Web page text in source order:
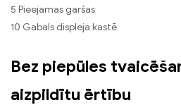
5 Pieejamas garšas
10 Gabals displeja kastē
Bez piepūles
aizpildītu ērtību